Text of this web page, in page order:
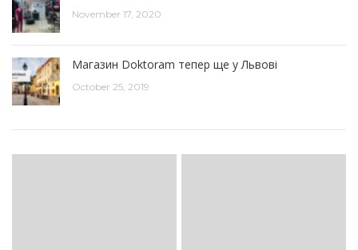
November 17, 2020
Магазин Doktoram тепер ще у Львові
October 25, 2019